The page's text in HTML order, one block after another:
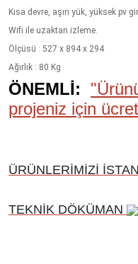
Kısa devre, aşırı yük, yüksek pv
Wifi ile uzaktan izleme.
Ölçüsü : 527 x 894 x 294
Ağırlık : 80 Kg
ÖNEMLİ:
projeniz için
ÜRÜNLERİMİZİ
TEKNİK DÖKÜMAN